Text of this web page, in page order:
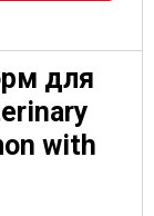
для
with